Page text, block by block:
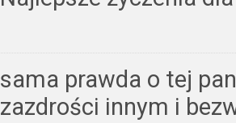
sama prawda o tej
zazdrości innym i